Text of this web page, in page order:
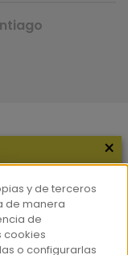
×
y de terceros
de manera
de
cookies
o configurarlas